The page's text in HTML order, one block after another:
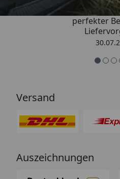
„Qualitativ sehr
perfekter
Versand
Auszeichnungen